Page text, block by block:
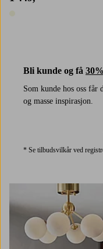
Bli kunde og få
Som kunde hos oss får
og masse inspirasjon.
* Se tilbudsvilkår ved